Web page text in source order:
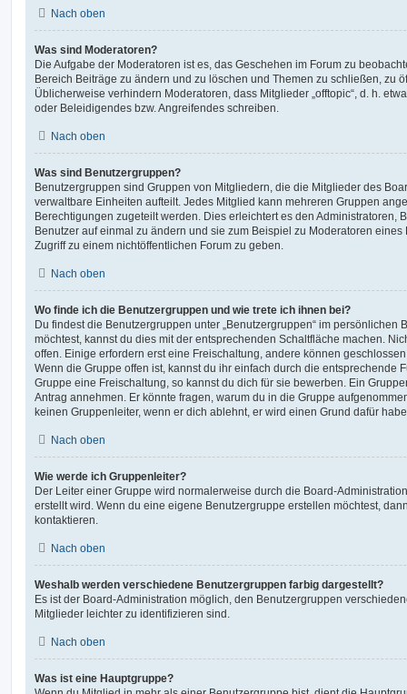
Nach oben
Was sind Moderatoren?
Die Aufgabe der Moderatoren ist es, das Geschehen im Forum zu
Bereich Beiträge zu ändern und zu löschen und Themen zu schließen, zu
Üblicherweise verhindern Moderatoren, dass Mitglieder „offtopic“, d. h.
oder Beleidigendes bzw. Angreifendes schreiben.
Nach oben
Was sind Benutzergruppen?
Benutzergruppen sind Gruppen von Mitgliedern, die die Mitglieder des
verwaltbare Einheiten aufteilt. Jedes Mitglied kann mehreren Gruppen
Berechtigungen zugeteilt werden. Dies erleichtert es den Administratoren,
Benutzer auf einmal zu ändern und sie zum Beispiel zu Moderatoren
Zugriff zu einem nichtöffentlichen Forum zu geben.
Nach oben
Wo finde ich die Benutzergruppen und wie trete ich ihnen bei?
Du findest die Benutzergruppen unter „Benutzergruppen“ im persönlichen
möchtest, kannst du dies mit der entsprechenden Schaltfläche machen.
offen. Einige erfordern erst eine Freischaltung, andere können
Wenn die Gruppe offen ist, kannst du ihr einfach durch die entsprechende
Gruppe eine Freischaltung, so kannst du dich für sie bewerben. Ein
Antrag annehmen. Er könnte fragen, warum du in die Gruppe
keinen Gruppenleiter, wenn er dich ablehnt, er wird einen Grund dafür
Nach oben
Wie werde ich Gruppenleiter?
Der Leiter einer Gruppe wird normalerweise durch die Board-
erstellt wird. Wenn du eine eigene Benutzergruppe erstellen möchtest,
kontaktieren.
Nach oben
Weshalb werden verschiedene Benutzergruppen farbig dargestellt?
Es ist der Board-Administration möglich, den Benutzergruppen
Mitglieder leichter zu identifizieren sind.
Nach oben
Was ist eine Hauptgruppe?